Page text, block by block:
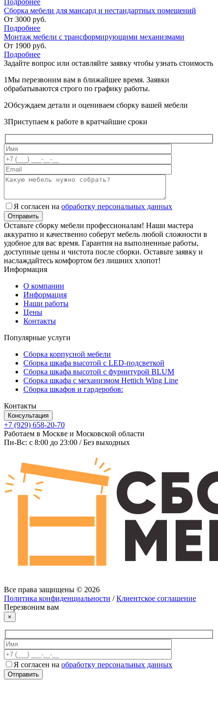
Подробнее
Сборка мебели для мансард и нестандартных помещений
От 3000 руб.
Подробнее
Монтаж мебели с трансформирующими механизмами
От 1900 руб.
Подробнее
Задайте вопрос или оставляйте заявку чтобы узнать стоимость
1Мы перезвоним вам в ближайшее время. Заявки
обрабатываются строго по графику работы.
2Обсуждаем детали и оцениваем сборку вашей мебели
3Приступаем к работе в кратчайшие сроки
Я согласен на обработку персональных данных
Оставьте сборку мебели профессионалам! Наши мастера
аккуратно и качественно соберут мебель любой сложности в
удобное для вас время. Гарантия на выполненные работы,
доступные цены и чистота после сборки. Оставьте заявку и
наслаждайтесь комфортом без лишних хлопот!
Информация
О компании
Информация
Наши работы
Цены
Контакты
Популярные услуги
Сборка корпусной мебели
Сборка шкафа высотой с LED-подсветкой
Сборка шкафа высотой с фурнитурой BLUM
Сборка шкафа с механизмом Hettich Wing Line
Сборка шкафов и гардеробов:
Контакты
Консультация
+7 (929) 658-20-70
Работаем в Москве и Московской области
Пн-Вс: c 8:00 до 23:00 / Без выходных
Все права защищены © 2026
Политика конфиденциальности /Клиентское соглашение
Перезвоним вам
×
Я согласен на обработку персональных данных